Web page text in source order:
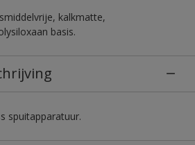
kalkmatte,
basis.
spuitapparatuur.